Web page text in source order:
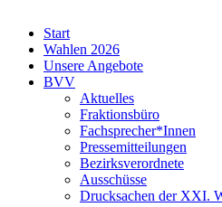
Neukölln
Start
Wahlen 2026
Unsere Angebote
BVV
Aktuelles
Fraktionsbüro
Fachsprecher*Innen
Pressemitteilungen
Bezirksverordnete
Ausschüsse
Drucksachen der XXI.